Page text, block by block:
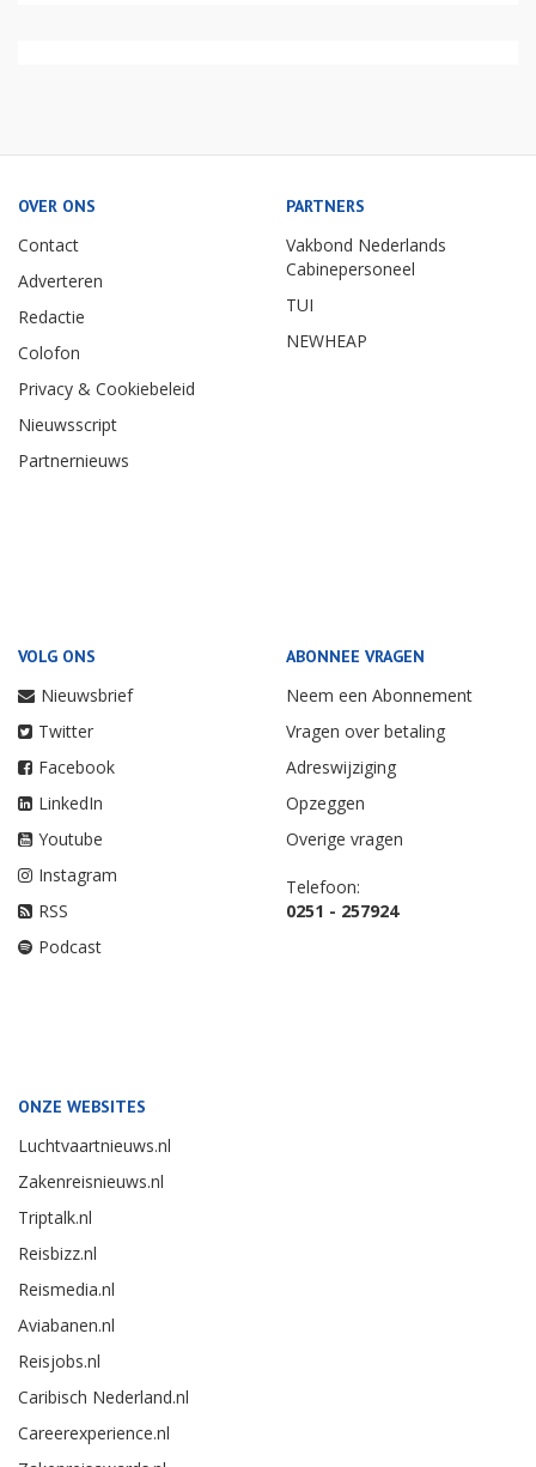
OVER ONS
Contact
Adverteren
Redactie
Colofon
Privacy & Cookiebeleid
Nieuwsscript
Partnernieuws
PARTNERS
Vakbond Nederlands
Cabinepersoneel
TUI
NEWHEAP
VOLG ONS
Nieuwsbrief
Twitter
Facebook
LinkedIn
Youtube
Instagram
RSS
Podcast
ABONNEE VRAGEN
Neem een Abonnement
Vragen over betaling
Adreswijziging
Opzeggen
Overige vragen
Telefoon:
0251 - 257924
ONZE WEBSITES
Luchtvaartnieuws.nl
Zakenreisnieuws.nl
Triptalk.nl
Reisbizz.nl
Reismedia.nl
Aviabanen.nl
Reisjobs.nl
Caribisch Nederland.nl
Careerexperience.nl